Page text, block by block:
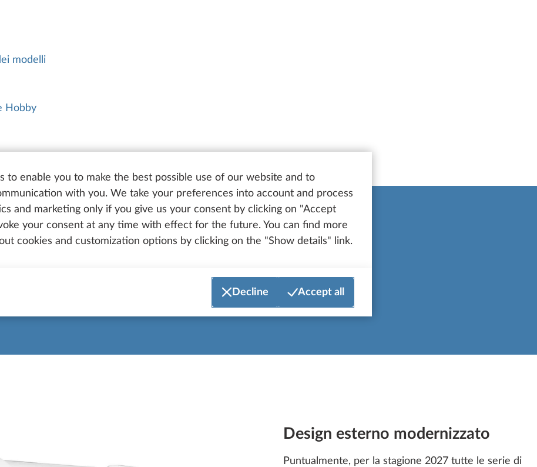
to enable you to make the best possible use of our website and to
with you. We take your preferences into account and process
and marketing only if you give us your consent by clicking on "Accept
your consent at any time with effect for the future. You can find more
cookies and customization options by clicking on the "Show details" link.
Decline Accept all
modelli
Hobby
Design esterno modernizzato
Puntualmente, per la stagione 2027 tutte le serie di